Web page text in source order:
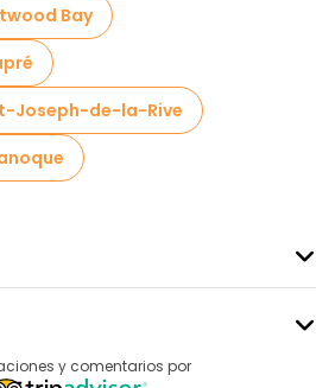
Bay
Joseph-de-la-Rive
y comentarios por